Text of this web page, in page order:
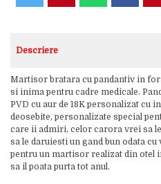
Descriere
Martisor bratara cu pandantiv in
si inima pentru cadre medicale.
PVD cu aur de 18K personalizat cu
deosebite, personalizate special
care ii admiri, celor carora vrei sa
sa le daruiesti un gand bun odata
pentru un martisor realizat din otel
sa il poata purta tot anul.